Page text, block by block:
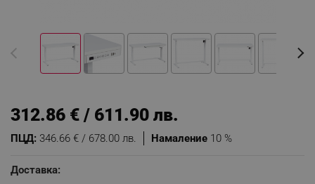
Намаление 10 %
ПЦД: 346.66 € / 678.00 лв.
312.86 € / 611.90 лв.
Доставка: